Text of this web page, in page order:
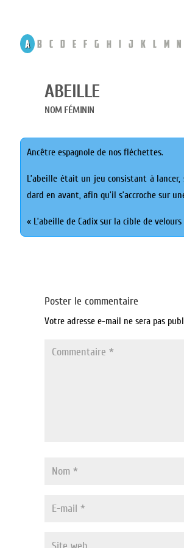
A B C D E F G H I J K L M N
ABEILLE
NOM FÉMININ
Ancêtre espagnole de nos fléchettes.
L’abeille était un jeu consistant à
dard en avant, afin qu’il s’accroche sur
« L’abeille de Cadix sur la cible de
Poster le commentaire
Votre adresse e-mail ne sera pas